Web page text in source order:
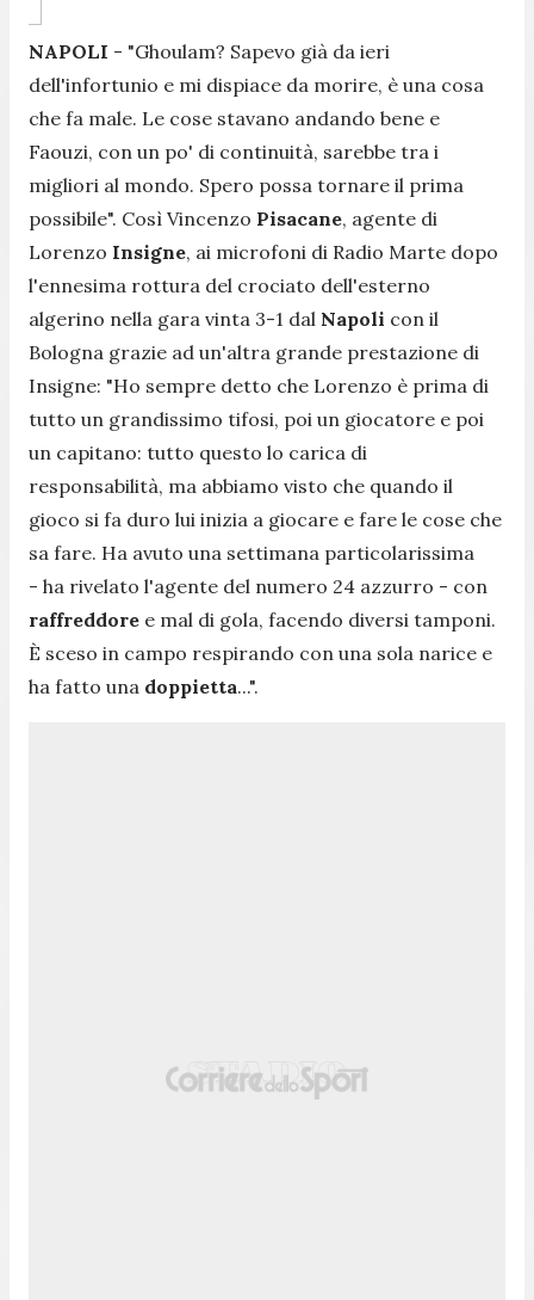
NAPOLI - "Ghoulam? Sapevo già da ieri
dell'infortunio e mi dispiace da morire, è una cosa
che fa male. Le cose stavano andando bene e
Faouzi, con un po' di continuità, sarebbe tra i
migliori al mondo. Spero possa tornare il prima
possibile". Così Vincenzo Pisacane, agente di
Lorenzo Insigne, ai microfoni di Radio Marte dopo
l'ennesima rottura del crociato dell'esterno
algerino nella gara vinta 3-1 dal Napoli con il
Bologna grazie ad un'altra grande prestazione di
Insigne: "Ho sempre detto che Lorenzo è prima di
tutto un grandissimo tifosi, poi un giocatore e poi
un capitano: tutto questo lo carica di
responsabilità, ma abbiamo visto che quando il
gioco si fa duro lui inizia a giocare e fare le cose che
sa fare. Ha avuto una settimana particolarissima
- ha rivelato l'agente del numero 24 azzurro - con
raffreddore e mal di gola, facendo diversi tamponi.
È sceso in campo respirando con una sola narice e
ha fatto una doppietta...".